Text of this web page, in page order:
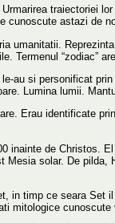
traiectoriei
astazi de
umanitatii.
“zodiac”
au si personificat
Lumina lumii.
Erau identificate
de Christos.
solar. De
in timp ce seara
mitologice